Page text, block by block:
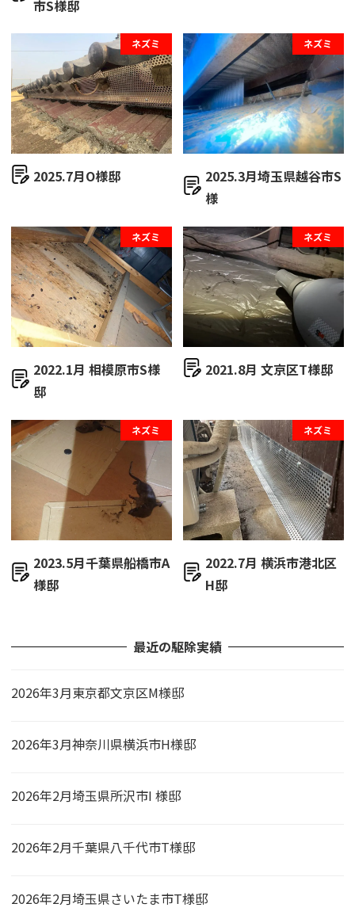
市S様邸
ネズミ
2025.7月O様邸
ネズミ
2025.3月埼玉県越谷市S
様
ネズミ
2022.1月 相模原市S様
邸
ネズミ
2021.8月 文京区T様邸
ネズミ
2023.5月千葉県船橋市A
様邸
ネズミ
2022.7月 横浜市港北区
H邸
最近の駆除実績
2026年3月東京都文京区M様邸
2026年3月神奈川県横浜市H様邸
2026年2月埼玉県所沢市I 様邸
2026年2月千葉県八千代市T様邸
2026年2月埼玉県さいたま市T様邸